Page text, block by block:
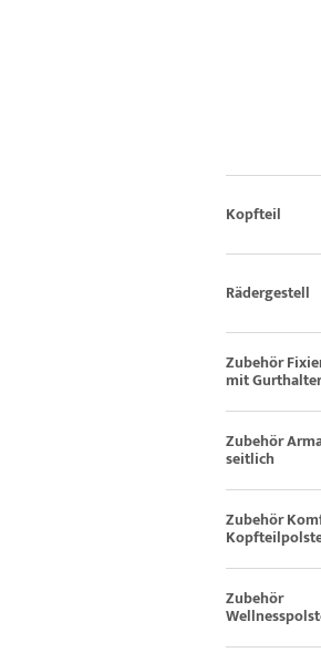
Kopfteil
Rädergestell
Zubehör
mit Gurthalter
Zubehör
seitlich
Zubehör
Zubehör